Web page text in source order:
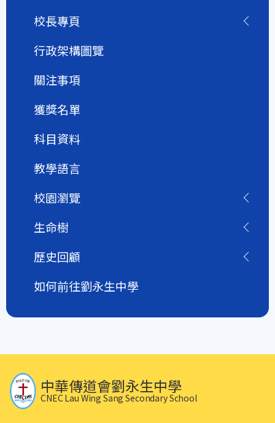
校長專頁
行政架構圖覽
關注事項
獲獎名單
科目資料
教學語言
校園瀏覽
生命樹
歷史回顧
如何前往劉永生中學
中華傳道會劉永生中學
CNEC Lau Wing Sang Secondary School